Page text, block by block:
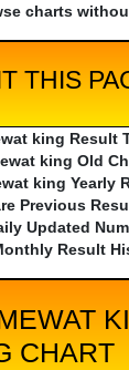
charts
THIS
king Result
king Old
king Yearly
Previous
Updated
Result
CHART